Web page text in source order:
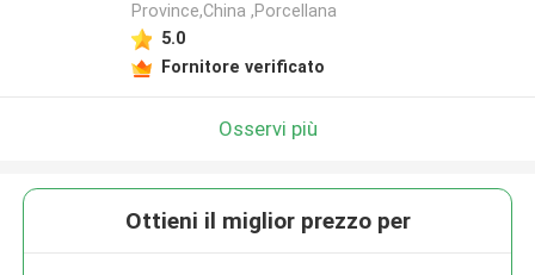
Province,China ,Porcellana
5.0
Fornitore verificato
Osservi più
Ottieni il miglior prezzo per